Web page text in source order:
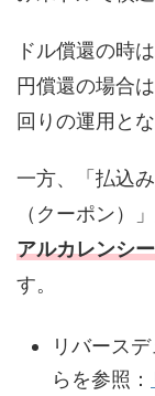
ドル償還の時
円償還の場合
回りの運用とな
一方、「払込
（クーポン）
アルカレンシ
す。
リバース
らを参照：